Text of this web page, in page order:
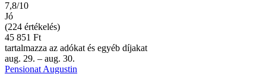
7,8/10
Jó
(224 értékelés)
45 851 Ft
tartalmazza az adókat és egyéb díjakat
aug. 29. – aug. 30.
Pensionat Augustin